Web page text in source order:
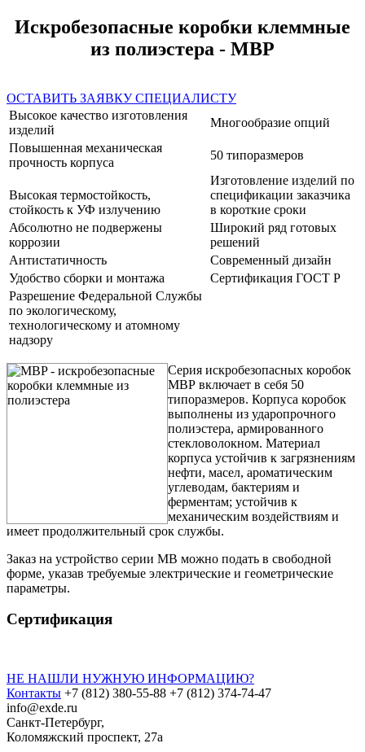
Искробезопасные коробки клеммные
из полиэстера - МВР
ОСТАВИТЬ ЗАЯВКУ СПЕЦИАЛИСТУ
Высокое качество изготовления
изделий
Многообразие опций
Повышенная механическая
прочность корпуса
50 типоразмеров
Высокая термостойкость,
стойкость к УФ излучению
Изготовление изделий по
спецификации заказчика
в короткие сроки
Абсолютно не подвержены
коррозии
Широкий ряд готовых
решений
Антистатичность
Современный дизайн
Удобство сборки и монтажа
Сертификация ГОСТ Р
Разрешение Федеральной Службы
по экологическому,
технологическому и атомному
надзору
Серия искробезопасных коробок
МВР включает в себя 50
типоразмеров. Корпуса коробок
выполнены из ударопрочного
полиэстера, армированного
стекловолокном. Материал
корпуса устойчив к загрязнениям
нефти, масел, ароматическим
углеводам, бактериям и
ферментам; устойчив к
механическим воздействиям и
имеет продолжительный срок службы.
Заказ на устройство серии МВ можно подать в свободной
форме, указав требуемые электрические и геометрические
параметры.
Сертификация
НЕ НАШЛИ НУЖНУЮ ИНФОРМАЦИЮ?
Контакты +7 (812) 380-55-88 +7 (812) 374-74-47
info@exde.ru
Санкт-Петербург,
Коломяжский проспект, 27a